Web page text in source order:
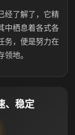
经了解了，它精
中栖息着各式各
务，便是努力在
地。
、稳定